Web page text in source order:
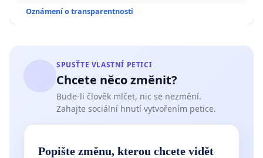
Oznámení o transparentnosti
SPUSŤTE VLASTNÍ PETICI
Chcete něco změnit?
Bude-li člověk mlčet, nic se nezmění.
Zahajte sociální hnutí vytvořením petice.
Popište změnu, kterou chcete vidět